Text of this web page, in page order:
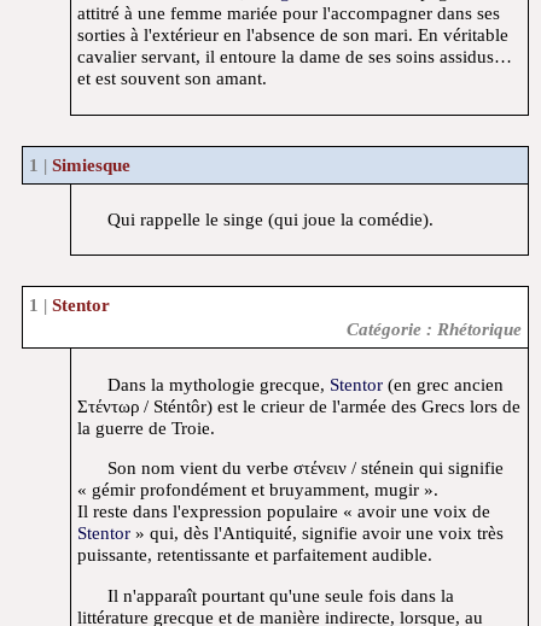
attitré à une femme mariée pour l'accompagner dans ses
sorties à l'extérieur en l'absence de son mari. En véritable
cavalier servant, il entoure la dame de ses soins assidus…
et est souvent son amant.
Simiesque
Qui rappelle le singe (qui joue la comédie).
Stentor
Catégorie : Rhétorique
Dans la mythologie grecque, Stentor (en grec ancien
Στέντωρ / Sténtôr) est le crieur de l'armée des Grecs lors de
la guerre de Troie.
Son nom vient du verbe στένειν / sténein qui signifie
« gémir profondément et bruyamment, mugir ».
Il reste dans l'expression populaire « avoir une voix de
Stentor » qui, dès l'Antiquité, signifie avoir une voix très
puissante, retentissante et parfaitement audible.
Il n'apparaît pourtant qu'une seule fois dans la
littérature grecque et de manière indirecte, lorsque, au